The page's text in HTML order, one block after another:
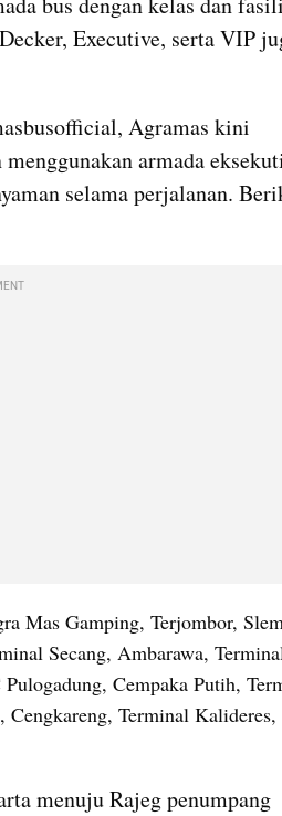
Executive, serta VIP
Agramas kini
menggunakan armada
selama perjalanan.
Mas Gamping, Terjombor,
Secang, Ambarawa,
Cempaka Putih,
Terminal Kalideres,
menuju Rajeg penumpang